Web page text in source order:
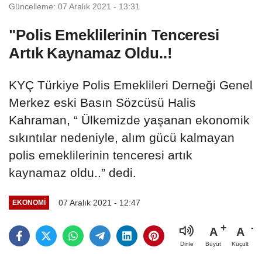
Güncelleme: 07 Aralık 2021 - 13:31
"Polis Emeklilerinin Tenceresi
Artık Kaynamaz Oldu..!
KYÇ Türkiye Polis Emeklileri Derneği Genel
Merkez eski Basın Sözcüsü Halis
Kahraman, “ Ülkemizde yaşanan ekonomik
sıkıntılar nedeniyle, alım gücü kalmayan
polis emeklilerinin tenceresi artık
kaynamaz oldu..” dedi.
EKONOMI 07 Aralık 2021 - 12:47
Dinle
A
Büyüt
A
Küçült